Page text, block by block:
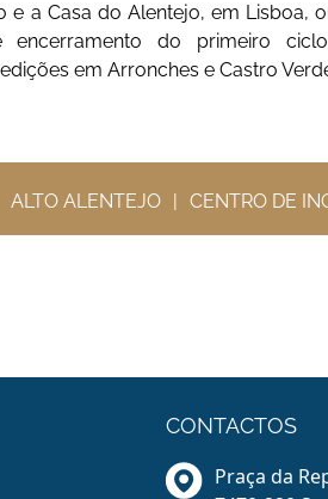
e a Casa do Alentejo, em Lisboa,
encerramento do primeiro
em Arronches e Castro
ALTO ALENTEJO CENTRO DE
CONTACTOS
Praça da